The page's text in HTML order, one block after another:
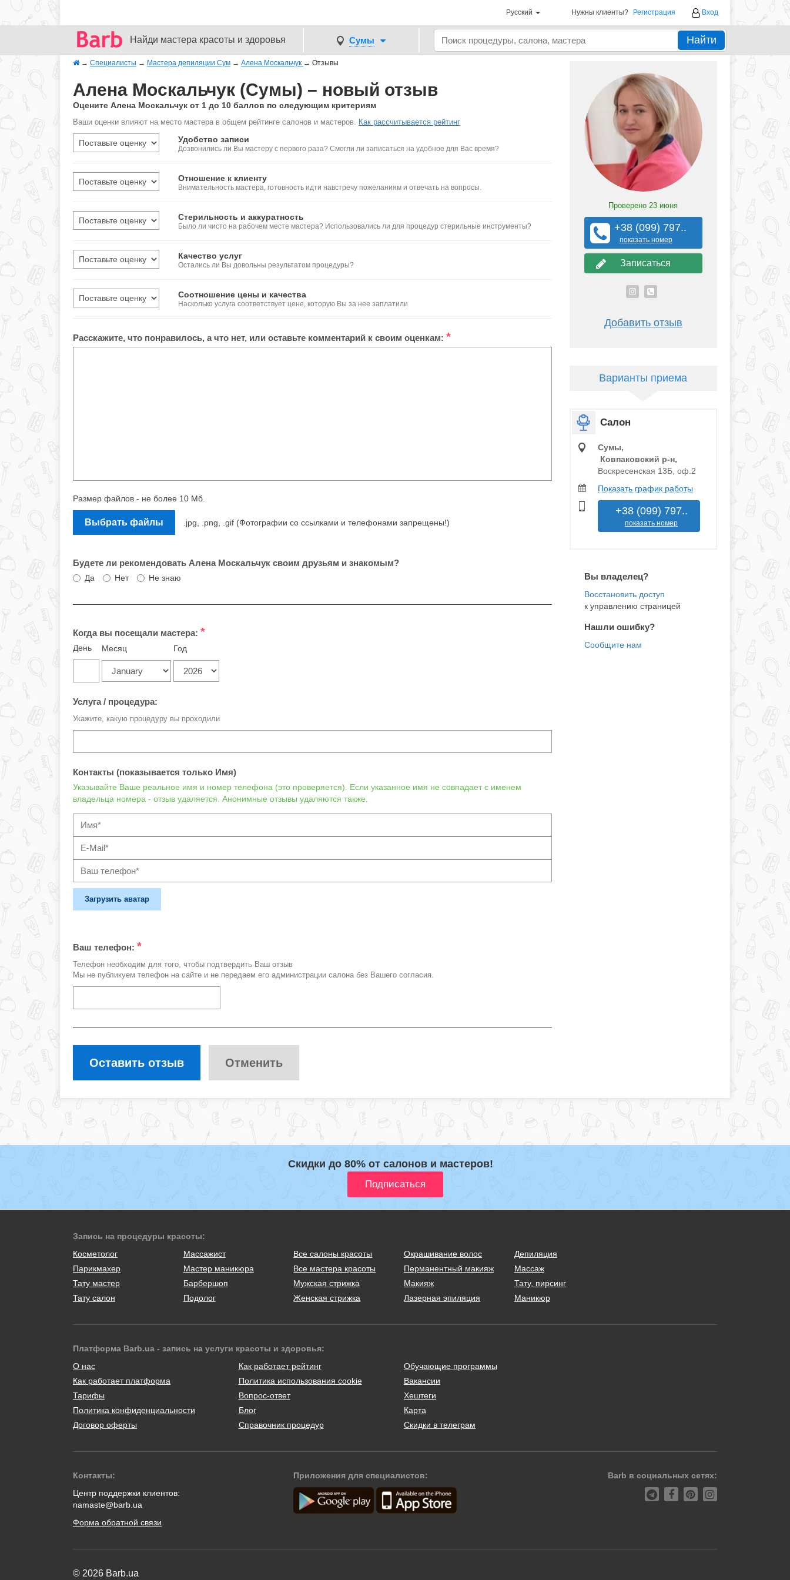
Русский Нужны клиенты? Регистрация Вход
Найди мастера красоты и здоровья Сумы Найти
→ Специалисты → Мастера депиляции Сум → Алена Москальчук → Отзывы
Алена Москальчук (Сумы) – новый отзыв
Оцените Алена Москальчук от 1 до 10 баллов по следующим критериям
Ваши оценки влияют на место мастера в общем рейтинге салонов и мастеров. Как рассчитывается рейтинг
Удобство записи
Дозвонились ли Вы мастеру с первого раза? Смогли ли записаться на удобное для Вас время?
Отношение к клиенту
Внимательность мастера, готовность идти навстречу пожеланиям и отвечать на вопросы.
Стерильность и аккуратность
Было ли чисто на рабочем месте мастера? Использовались ли для процедур стерильные инструменты?
Качество услуг
Остались ли Вы довольны результатом процедуры?
Соотношение цены и качества
Насколько услуга соответствует цене, которую Вы за нее заплатили
Расскажите, что понравилось, а что нет, или оставьте комментарий к своим оценкам: *
Размер файлов - не более 10 Мб.
Выбрать файлы .jpg, .png, .gif (Фотографии со ссылками и телефонами запрещены!)
Будете ли рекомендовать Алена Москальчук своим друзьям и знакомым?
Да Нет Не знаю
Когда вы посещали мастера: *
День Месяц Год
Услуга / процедура:
Укажите, какую процедуру вы проходили
Контакты (показывается только Имя)
Указывайте Ваше реальное имя и номер телефона (это проверяется). Если указанное имя не совпадает с именем
владельца номера - отзыв удаляется. Анонимные отзывы удаляются также.
Загрузить аватар
Ваш телефон: *
Телефон необходим для того, чтобы подтвердить Ваш отзыв
Мы не публикуем телефон на сайте и не передаем его администрации салона без Вашего согласия.
Оставить отзыв Отменить
Проверено 23 июня
+38 (099) 797..
показать номер
Записаться
Добавить отзыв
Варианты приема
Салон
Сумы,
Ковпаковский р‑н,
Воскресенская 13Б, оф.2
Показать график работы
+38 (099) 797..
показать номер
Вы владелец?
к управлению страницей
Нашли ошибку?
Скидки до 80% от салонов и мастеров!
Запись на процедуры красоты:
Косметолог
Массажист
Парикмахер
Мастер маникюра
Тату мастер
Барбершоп
Тату салон
Подолог
Все салоны красоты
Все мастера красоты
Мужская стрижка
Женская стрижка
Окрашивание волос
Перманентный макияж
Макияж
Лазерная эпиляция
Депиляция
Массаж
Тату, пирсинг
Маникюр
Платформа Barb.ua - запись на услуги красоты и здоровья:
О нас
Как работает платформа
Тарифы
Политика конфиденциальности
Договор оферты
Как работает рейтинг
Политика использования cookie
Вопрос-ответ
Блог
Справочник процедур
Обучающие программы
Вакансии
Хештеги
Карта
Скидки в телеграм
Контакты:
Центр поддержки клиентов:
namaste@barb.ua
Форма обратной связи
Приложения для специалистов: Barb в социальных сетях:
© 2026 Barb.ua